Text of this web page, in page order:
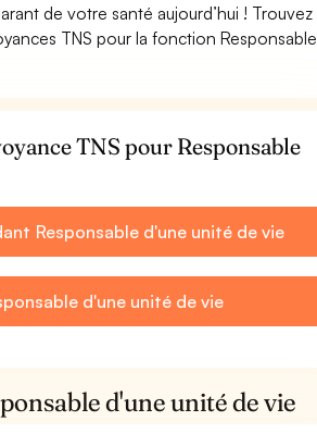
de votre santé aujourd’hui ! Trouvez
TNS pour la fonction Responsable
TNS pour Responsable
Responsable d'une unité de vie
d'une unité de vie
d'une unité de vie